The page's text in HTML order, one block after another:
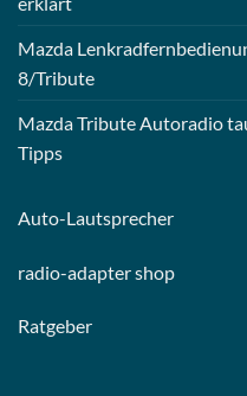
Mazda
8/Tribute
Mazda Tribute Autoradio
Tipps
Auto-Lautsprecher
radio-adapter shop
Ratgeber